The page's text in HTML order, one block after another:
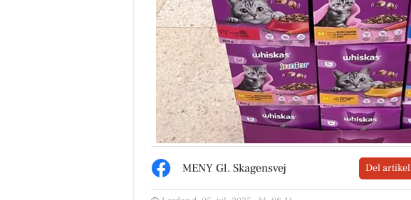
MENY Gl. Skagensvej Del artikel